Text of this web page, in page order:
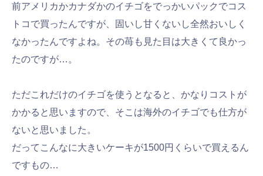
前アメリカかカナダかのイチゴをでっかいパックでコス
トコで買ったんですが、固いし甘くないし全然おいしく
なかったんですよね。その苺も見た目は大きくて良かっ
たのですが…。
ただこれだけのイチゴを使うとなると、かなりコストが
かかると思いますので、そこは海外のイチゴでも仕方が
ないと思いました。
だってこんなに大きいケーキが1500円くらいで買えるん
ですもの…